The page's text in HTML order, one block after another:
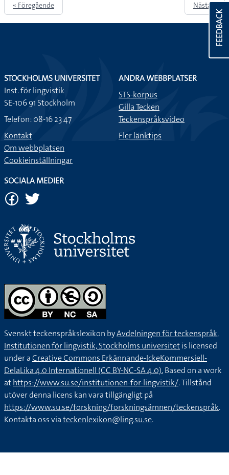
« Föregående Nästa »
FEEDBACK
STOCKHOLMS UNIVERSITET
Inst. för lingvistik
SE-106 91 Stockholm
Telefon: 08-16 23 47
Kontakt
Om webbplatsen
Cookieinställningar
ANDRA WEBBPLATSER
STS-korpus
Gilla Tecken
Teckenspråksvideo
Fler länktips
SOCIALA MEDIER
Svenskt teckenspråkslexikon byAvdelningen för teckenspråk,
Institutionen för lingvistik, Stockholms universitetis licensed
under aCreative Commons Erkännande-IckeKommersiell-
DelaLika 4.0 Internationell (CC BY-NC-SA 4.0).Based on a work
athttps://www.su.se/institutionen-for-lingvistik/. Tillstånd
utöver denna licens kan vara tillgängligt på
https://www.su.se/forskning/forskningsämnen/teckenspråk.
Kontakta oss viateckenlexikon@ling.su.se.